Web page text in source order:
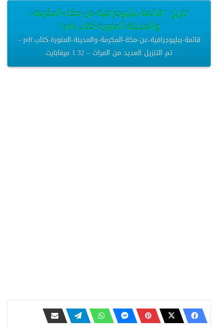
تنزيل “قائمة-ببليوجرافية-عن-مكة-المكرمة-
والمدينة-المنورة-كتاب.pdf”
قائمة-ببليوجرافية-عن-مكة-المكرمة-والمدينة-المنورة-كتاب.pdf –
تم التنزيل العديد من المرات – 1.32 ميغابايت